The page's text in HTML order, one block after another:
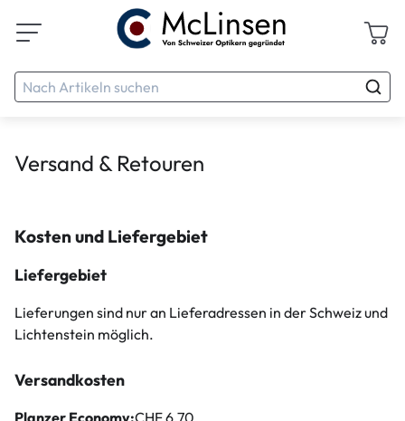
Versand & Retouren
Kosten und Liefergebiet
Liefergebiet
Lieferungen sind nur an Lieferadressen in der Schweiz und
Lichtenstein möglich.
Versandkosten
Planzer Economy:CHF 6.70